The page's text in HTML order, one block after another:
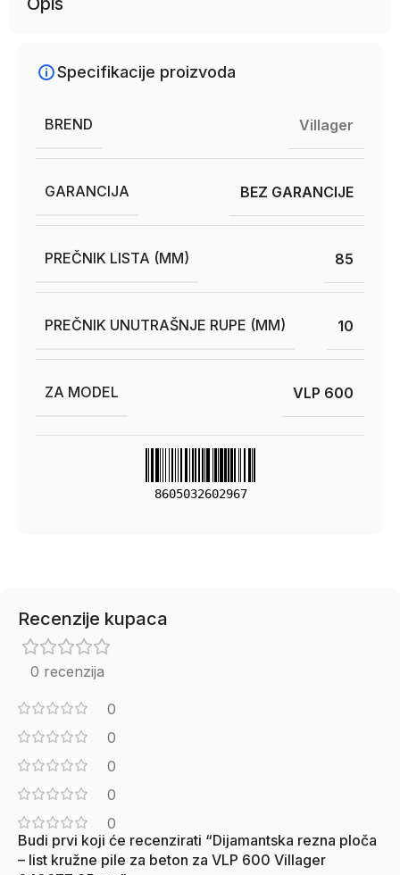
Specifikacije proizvoda
BREND Villager
GARANCIJA BEZ GARANCIJE
PREČNIK LISTA (MM) 85
PREČNIK UNUTRAŠNJE RUPE (MM) 10
ZA MODEL VLP 600
8605032602967
Recenzije kupaca
0 recenzija
0
0
0
0
0
Budi prvi koji će recenzirati “Dijamantska rezna ploča
– list kružne pile za beton za VLP 600 Villager